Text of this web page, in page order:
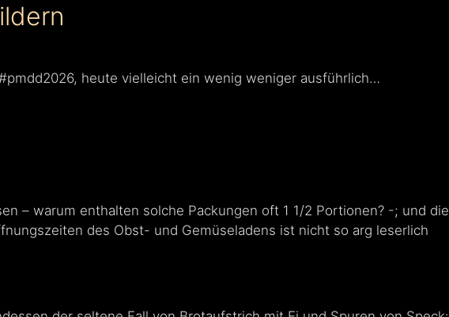
heute vielleicht ein wenig weniger ausführlich…
– warum enthalten solche Packungen oft 1 1/2 Portionen? -; und die
des Obst- und Gemüseladens ist nicht so arg leserlich